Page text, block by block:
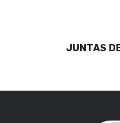
JUNTAS